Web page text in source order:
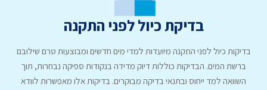
בדיקת כיול לפני התקנה
בדיקות כיול לפני התקנה מיועדות למדי מים חדשים ומבוצעות טרם שילובם
ברשת המים. הבדיקות כוללות דיוק מדידה בנקודות ספיקה נבחרות, תוך
השוואה למד ייחוס ובתנאי בדיקה מבוקרים. בדיקות אלו מאפשרות לוודא